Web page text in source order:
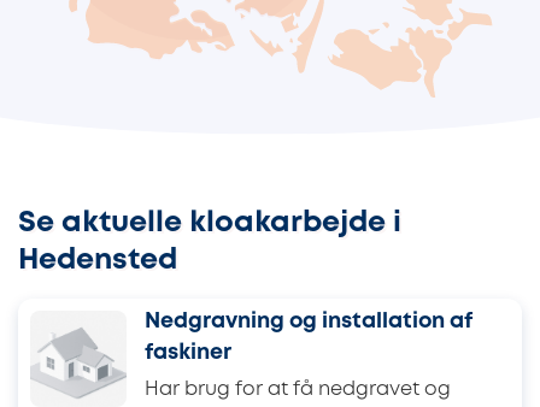
Se aktuelle kloakarbejde i
Hedensted
Nedgravning og installation af
faskiner
Har brug for at få nedgravet og